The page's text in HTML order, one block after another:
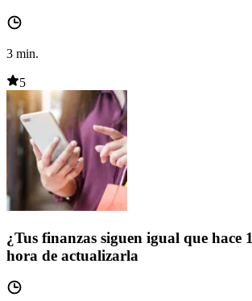
3 min.
5
¿Tus finanzas siguen igual que hace
hora de actualizarla